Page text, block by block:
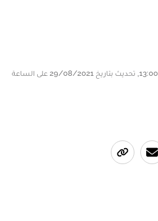
في 29/08/2021 على الساعة 13:00, تحديث بتاريخ 29/08/2021 على الساعة